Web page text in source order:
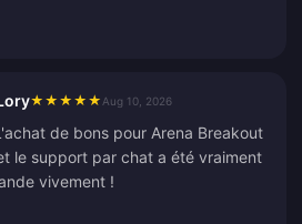
★ ★ ★ ★ ★ Aug 10, 2026
de bons pour Arena Breakout
le support par chat a été vraiment
vivement !